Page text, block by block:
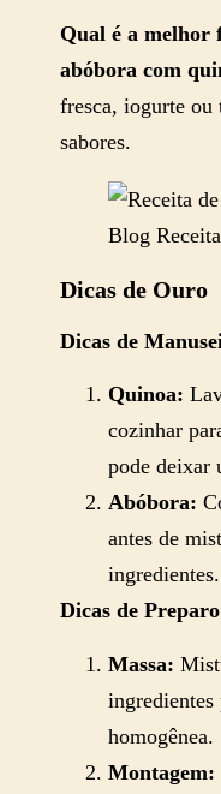
Qual é a melhor
abóbora com
fresca, iogurte ou
sabores​​.
Dicas de Ouro
Dicas de
Quinoa:
cozinhar
pode deixar
Abóbora:
antes de
ingredientes.
Dicas de
Massa:
ingredientes
homogênea.
Montagem: